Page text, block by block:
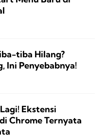
tiba Hilang?
Ini Penyebabnya!
Ekstensi
Chrome Ternyata